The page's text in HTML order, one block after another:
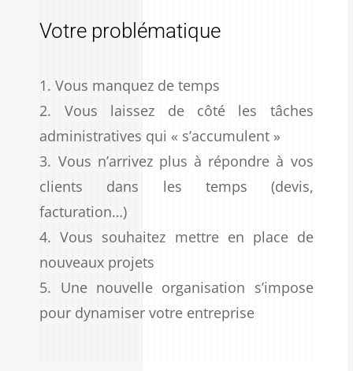
Votre problématique
Vous manquez de temps
Vous laissez de côté les tâches
administratives qui « s’accumulent »
Vous n’arrivez plus à répondre à vos
clients dans les temps (devis,
facturation…)
Vous souhaitez mettre en place de
nouveaux projets
Une nouvelle organisation s’impose
pour dynamiser votre entreprise